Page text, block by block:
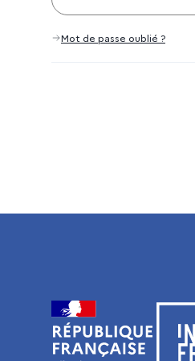
Mot de passe oublié ?
Visiter